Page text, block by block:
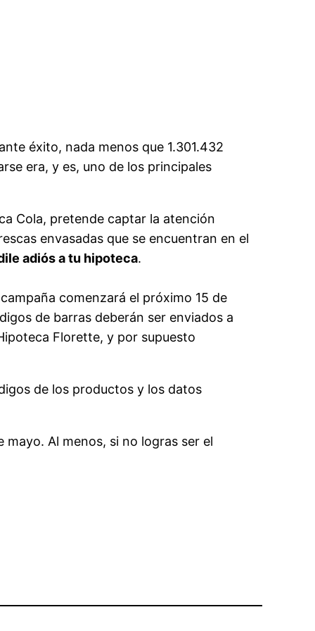
éxito, nada menos que 1.301.432
era, y es, uno de los principales
Cola, pretende captar la atención
envasadas que se encuentran en el
adiós a tu hipoteca.
comenzará el próximo 15 de
de barras deberán ser enviados a
Florette, y por supuesto
de los productos y los datos
Al menos, si no logras ser el